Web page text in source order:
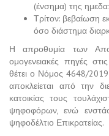
(ένσημα) της
Τρίτον: βεβαίωση
όσο διάστημα
Η απροθυμία των
ομογενειακές πηγές
θέτει ο Νόμος 4648/2019
αποκλείεται από την
κατοικίας τους
ψηφοφόρων, ενώ
ψηφοδέλτιο Επικρατείας.